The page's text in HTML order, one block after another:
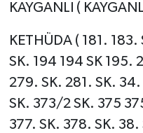
KAYGANLI (
KETHÜDA ( 181.
SK. 194 194 SK 195.
279. SK. 281. SK. 34.
SK. 373/2 SK. 375
377. SK. 378. SK.